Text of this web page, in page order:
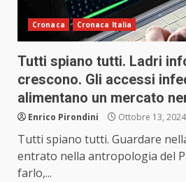
Cronaca Cronaca Italia
Tutti spiano tutti. Ladri
crescono. Gli accessi
alimentano un mercato
Enrico Pirondini Ottobre 13, 2024
Tutti spiano tutti. Guardare
entrato nella antropologia del
farlo,...